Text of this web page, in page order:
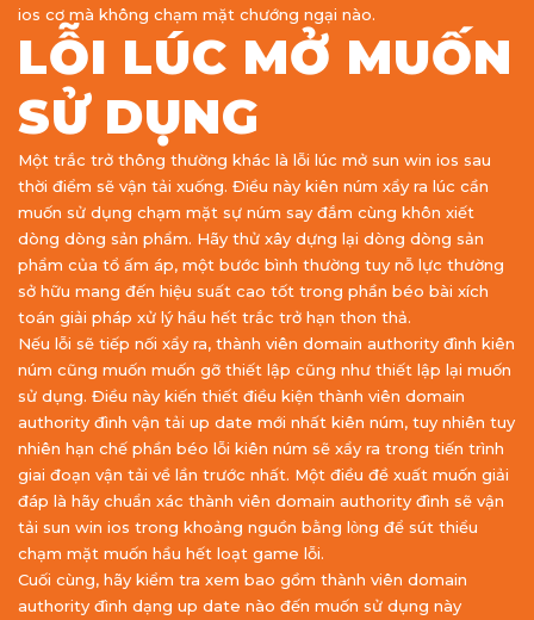
ios cơ mà không chạm mặt chướng ngại nào.
LỖI LÚC MỞ MUỐN
SỬ DỤNG
Một trắc trở thông thường khác là lỗi lúc mở sun win ios sau
thời điểm sẽ vận tải xuống. Điều này kiên núm xẩy ra lúc cần
muốn sử dụng chạm mặt sự núm say đắm cùng khôn xiết
dòng dòng sản phẩm. Hãy thử xây dựng lại dòng dòng sản
phẩm của tổ ấm áp, một bước bình thường tuy nỗ lực thường
sở hữu mang đến hiệu suất cao tốt trong phần béo bài xích
toán giải pháp xử lý hầu hết trắc trở hạn thon thả.
Nếu lỗi sẽ tiếp nối xẩy ra, thành viên domain authority đình kiên
núm cũng muốn muốn gỡ thiết lập cũng như thiết lập lại muốn
sử dụng. Điều này kiến thiết điều kiện thành viên domain
authority đình vận tải up date mới nhất kiên núm, tuy nhiên tuy
nhiên hạn chế phần béo lỗi kiên núm sẽ xẩy ra trong tiến trình
giai đoạn vận tải về lần trước nhất. Một điều đề xuất muốn giải
đáp là hãy chuẩn xác thành viên domain authority đình sẽ vận
tải sun win ios trong khoảng nguồn bằng lòng để sút thiểu
chạm mặt muốn hầu hết loạt game lỗi.
Cuối cùng, hãy kiểm tra xem bao gồm thành viên domain
authority đình dạng up date nào đến muốn sử dụng này